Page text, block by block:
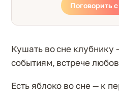
Поговорить
Кушать во сне клубнику
событиям, встрече
Есть яблоко во сне — к